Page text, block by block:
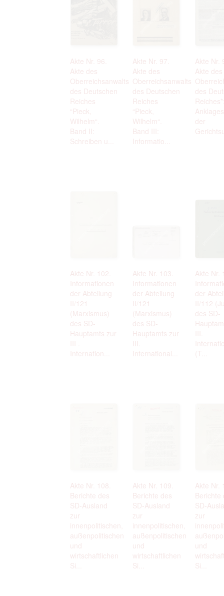
Akte Nr. 96.
Akte des
Oberreichsanwalts
des Deutschen
Reiches
“Pieck,
Wilhelm“.
Band II:
Schreiben u...
Akte Nr. 97.
Akte des
Oberreichsanwalts
des Deutschen
Reiches
“Pieck,
Wilhelm“.
Band III:
Informatio...
Akte Nr.
Akte des
des
der
Akte Nr. 102.
Informationen
der Abteilung
II/121
(Marxismus)
des SD-
Hauptamts zur
Internation...
Akte Nr. 103.
Informationen
der Abteilung
II/121
(Marxismus)
des SD-
Hauptamts zur
International...
Akte Nr.
der
II/112
des SD-
(T...
Akte Nr. 108.
Berichte des
SD-Ausland
zur
innenpolitischen,
außenpolitischen
und
wirtschaftlichen
Si...
Akte Nr. 109.
Berichte des
SD-Ausland
zur
innenpolitischen,
außenpolitischen
und
wirtschaftlichen
Si...
Akte Nr.
Berichte
SD-
zur
und
Si...